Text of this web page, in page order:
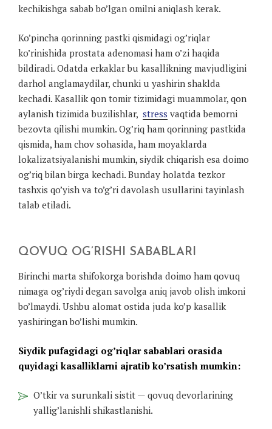
kechikishga sabab bo’lgan omilni aniqlash kerak.
Ko’pincha qorinning pastki qismidagi og’riqlar
ko’rinishida prostata adenomasi ham o’zi haqida
bildiradi. Odatda erkaklar bu kasallikning mavjudligini
darhol anglamaydilar, chunki u yashirin shaklda
kechadi. Kasallik qon tomir tizimidagi muammolar, qon
aylanish tizimida buzilishlar, stress vaqtida bemorni
bezovta qilishi mumkin. Og’riq ham qorinning pastkida
qismida, ham chov sohasida, ham moyaklarda
lokalizatsiyalanishi mumkin, siydik chiqarish esa doimo
og’riq bilan birga kechadi. Bunday holatda tezkor
tashxis qo’yish va to’g’ri davolash usullarini tayinlash
talab etiladi.
QOVUQ OG’RISHI SABABLARI
Birinchi marta shifokorga borishda doimo ham qovuq
nimaga og’riydi degan savolga aniq javob olish imkoni
bo’lmaydi. Ushbu alomat ostida juda ko’p kasallik
yashiringan bo’lishi mumkin.
Siydik pufagidagi og’riqlar sabablari orasida
quyidagi kasalliklarni ajratib ko’rsatish mumkin:
O’tkir va surunkali sistit — qovuq devorlarining
yallig’lanishli shikastlanishi.